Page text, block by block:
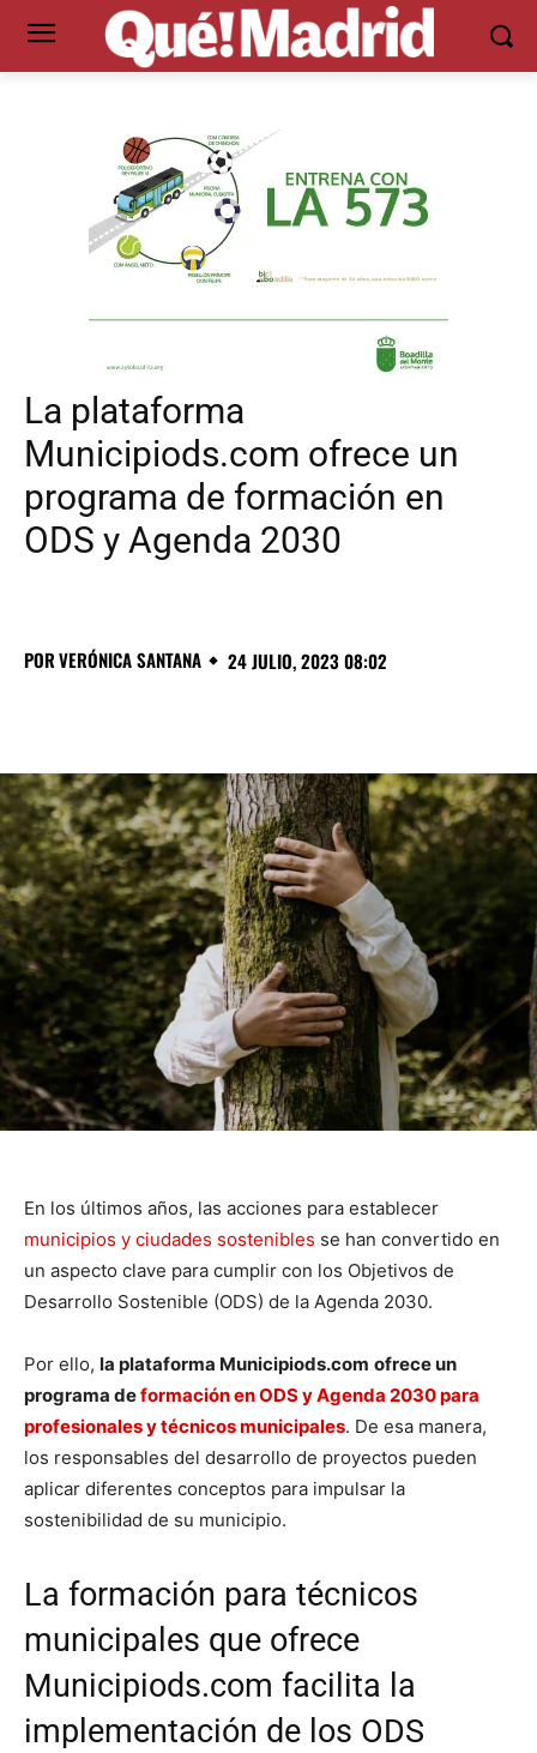
La plataforma
Municipiods.com ofrece un
programa de formación en
ODS y Agenda 2030
PORVERÓNICA SANTANA 24 JULIO, 2023 08:02
En los últimos años, las acciones para establecer
municipios y ciudades sostenibles se han convertido en
un aspecto clave para cumplir con los Objetivos de
Desarrollo Sostenible (ODS) de la Agenda 2030.
Por ello, la plataforma Municipiods.com ofrece un
programa deformación en ODS y Agenda 2030 para
profesionales y técnicos municipales. De esa manera,
los responsables del desarrollo de proyectos pueden
aplicar diferentes conceptos para impulsar la
sostenibilidad de su municipio.
La formación para técnicos
municipales que ofrece
Municipiods.com facilita la
implementación de los ODS